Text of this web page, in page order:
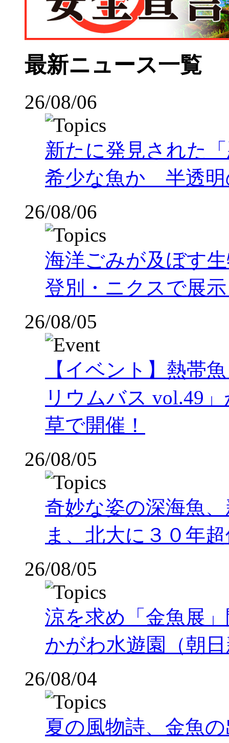
最新ニュース一覧
26/08/06
新たに発見された
希少な魚か 半透明
26/08/06
海洋ごみが及ぼす
登別・ニクスで展
26/08/05
【イベント】熱帯
リウムバス vol.49
草で開催！
26/08/05
奇妙な姿の深海魚
ま、北大に３０年
26/08/05
涼を求め「金魚展
かがわ水遊園（朝
26/08/04
夏の風物詩、金魚